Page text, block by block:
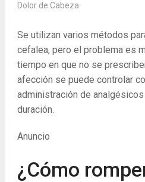
Dolor de Cabeza
Se utilizan varios métodos
cefalea, pero el problema es
tiempo en que no se
afección se puede controlar
administración de
duración.
Anuncio
¿Cómo